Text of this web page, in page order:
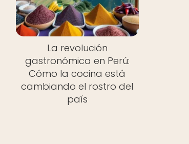
La revolución
gastronómica en Perú:
Cómo la cocina está
cambiando el rostro del
país